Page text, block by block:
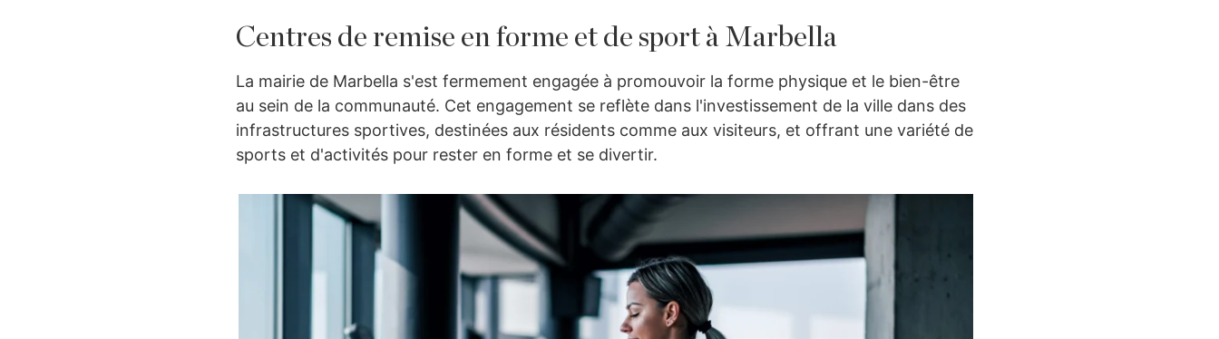
Centres de remise en forme et de sport à Marbella
La mairie de Marbella s'est fermement engagée à promouvoir la forme physique et le bien-être
au sein de la communauté. Cet engagement se reflète dans l'investissement de la ville dans des
infrastructures sportives, destinées aux résidents comme aux visiteurs, et offrant une variété de
sports et d'activités pour rester en forme et se divertir.